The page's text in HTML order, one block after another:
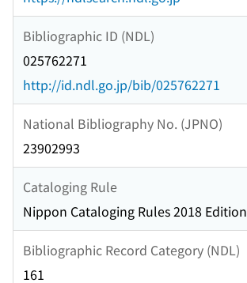
Bibliographic ID (NDL)
025762271
http://id.ndl.go.jp/bib/025762271
National Bibliography No. (JPNO)
23902993
Cataloging Rule
Nippon Cataloging Rules 2018 Edition
Bibliographic Record Category (NDL)
161